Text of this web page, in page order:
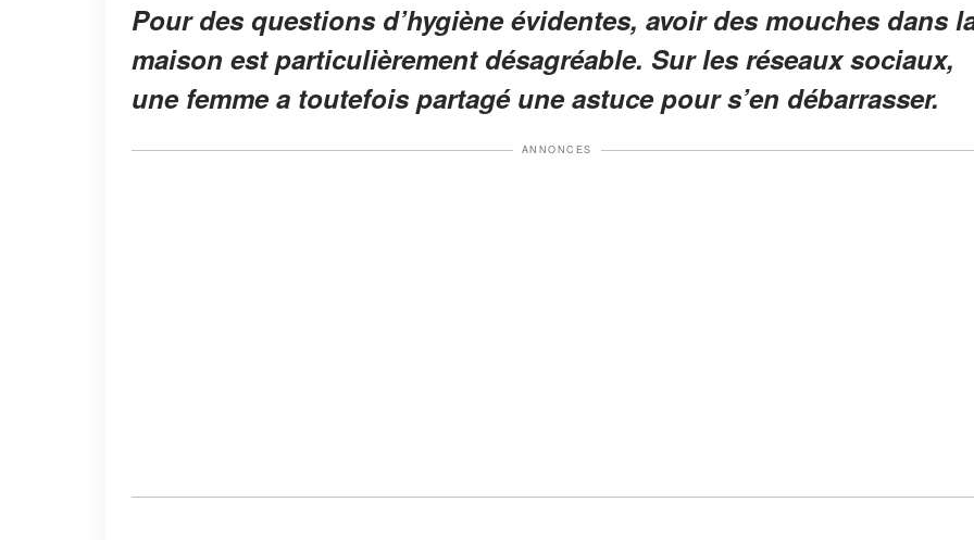
Pour des questions d’hygiène évidentes, avoir des mouches dans
maison est particulièrement désagréable. Sur les réseaux sociaux,
une femme a toutefois partagé une astuce pour s’en débarrasser.
ANNONCES